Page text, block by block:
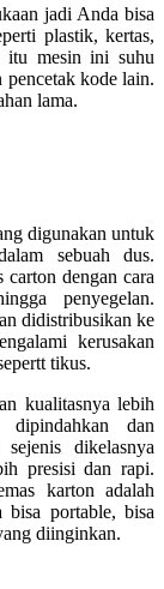
jadi Anda bisa
plastik, kertas,
itu mesin ini suhu
pencetak kode lain.
lama.
digunakan untuk
sebuah dus.
dengan cara
penyegelan.
didistribusikan ke
kerusakan
tikus.
kualitasnya lebih
dan
dikelasnya
presisi dan rapi.
karton adalah
portable, bisa
diinginkan.